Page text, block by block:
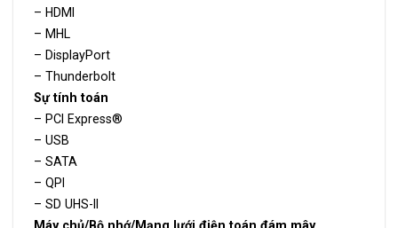
– HDMI
– MHL
– DisplayPort
– Thunderbolt
Sự tính toán
– PCI Express®
– USB
– SATA
– QPI
– SD UHS-II